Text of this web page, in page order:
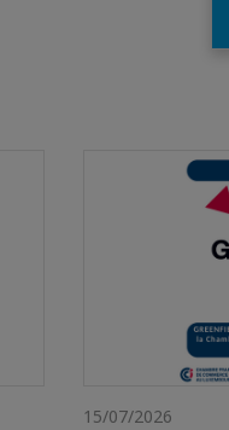
15/07/2026